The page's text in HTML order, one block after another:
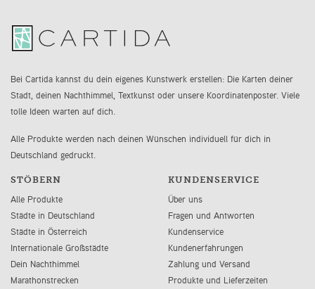
Bei Cartida kannst du dein eigenes Kunstwerk erstellen: Die Karten deiner
Stadt, deinen Nachthimmel, Textkunst oder unsere Koordinatenposter. Viele
tolle Ideen warten auf dich.
Alle Produkte werden nach deinen Wünschen individuell für dich in
Deutschland gedruckt.
STÖBERN
Alle Produkte
Städte in Deutschland
Städte in Österreich
Internationale Großstädte
Dein Nachthimmel
Marathonstrecken
KUNDENSERVICE
Über uns
Fragen und Antworten
Kundenservice
Kundenerfahrungen
Zahlung und Versand
Produkte und Lieferzeiten